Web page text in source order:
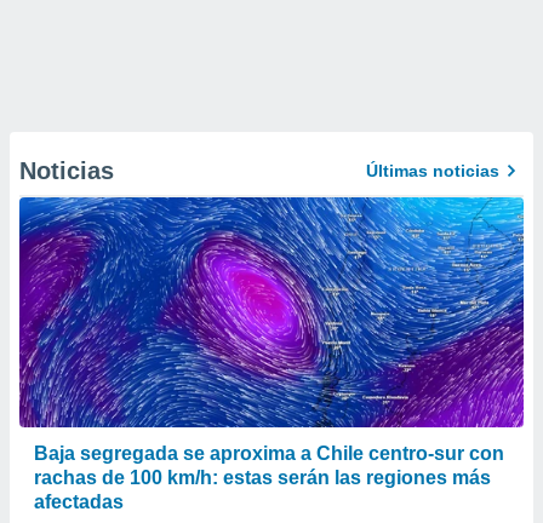
Noticias Últimas noticias
Baja segregada se aproxima a Chile centro-sur con
rachas de 100 km/h: estas serán las regiones más
afectadas